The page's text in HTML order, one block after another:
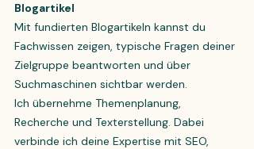
Blogartikel
Mit fundierten Blogartikeln kannst du
Fachwissen zeigen, typische Fragen deiner
Zielgruppe beantworten und über
Suchmaschinen sichtbar werden.
Ich übernehme Themenplanung,
Recherche und Texterstellung. Dabei
verbinde ich deine Expertise mit SEO,